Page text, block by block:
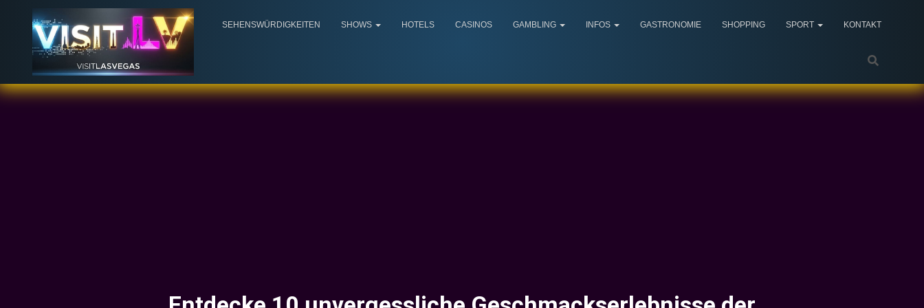
SEHENSWÜRDIGKEITEN SHOWS HOTELS CASINOS GAMBLING INFOS GASTRONOMIE SHOPPING SPORT KONTAKT